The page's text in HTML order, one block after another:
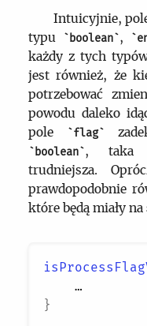
Intuicyjnie,
typu
boolean ,
każdy z tych
jest również, że
potrzebować
powodu daleko
pole
flag
boolean , taka
trudniejsza.
prawdopodobnie
które będą miały
}